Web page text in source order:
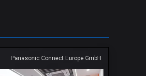
Panasonic Connect Europe GmbH